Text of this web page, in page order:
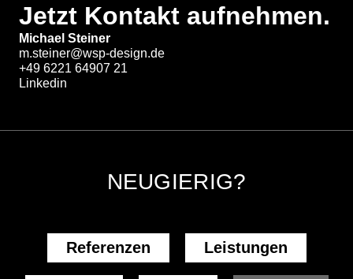
Jetzt Kontakt aufnehmen.
Michael Steiner
m.steiner@wsp-design.de
+49 6221 64907 21
Linkedin
NEUGIERIG?
Referenzen Leistungen